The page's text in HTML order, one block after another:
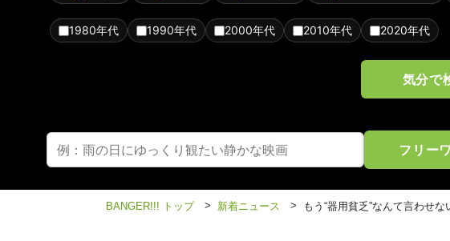
1980年代 1990年代 2000年代 2010年代 2020年代
気分で
フリー
BANGER!!! トップ > 新着ニュース > もう“器用貧乏”なんて言わせ